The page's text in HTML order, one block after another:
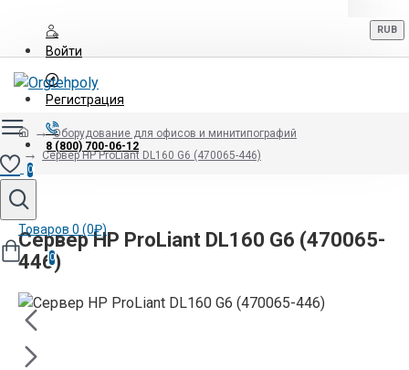
Войти
Регистрация
8 (800) 700-06-12
RUB
0
Товаров 0 (0₽)
0
Оборудование для офисов и минитипографий
Сервер HP ProLiant DL160 G6 (470065-446)
Сервер HP ProLiant DL160 G6 (470065-
446)